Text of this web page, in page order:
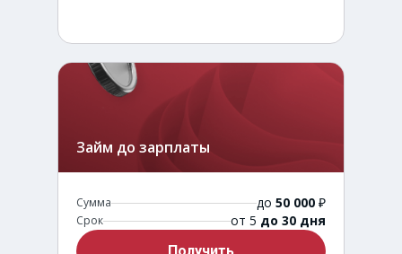
Займ до зарплаты
Сумма до 50 000 ₽
Срок от 5 до 30 дня